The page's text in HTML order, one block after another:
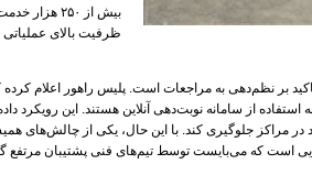
بیش از ۲۵۰
ظرفیت بالای عملیاتی
بر نظم‌دهی به مراجعات است. پلیس راهور اعلام
استفاده از سامانه نوبت‌دهی آنلاین هستند. این رویکرد
در مراکز جلوگیری کند. با این حال، یکی از چالش‌های
است که می‌بایست توسط تیم‌های فنی پشتیبان مرتفع